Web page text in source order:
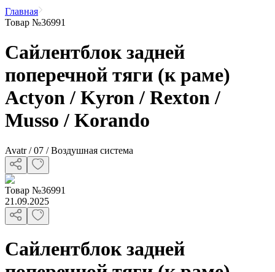
Главная
Товар №36991
Сайлентблок задней
поперечной тяги (к раме)
Actyon / Kyron / Rexton /
Musso / Korando
Avatr / 07 / Воздушная система
Товар №36991
21.09.2025
Сайлентблок задней